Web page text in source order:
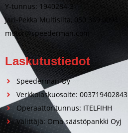
Y-tunnus: 1940284-3
Jari-Pekka Multisilta, 050 369 0094
motor@speederman.com
Laskutustiedot
Speederman Oy
Verkkolaskuosoite: 003719402843
Operaattoritunnus: ITELFIHH
Välittäjä: Oma säästöpankki Oyj